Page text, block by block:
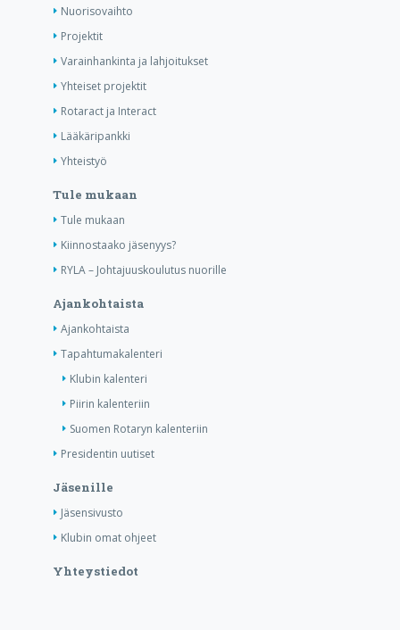
Nuorisovaihto
Projektit
Varainhankinta ja lahjoitukset
Yhteiset projektit
Rotaract ja Interact
Lääkäripankki
Yhteistyö
Tule mukaan
Tule mukaan
Kiinnostaako jäsenyys?
RYLA – Johtajuuskoulutus nuorille
Ajankohtaista
Ajankohtaista
Tapahtumakalenteri
Klubin kalenteri
Piirin kalenteriin
Suomen Rotaryn kalenteriin
Presidentin uutiset
Jäsenille
Jäsensivusto
Klubin omat ohjeet
Yhteystiedot